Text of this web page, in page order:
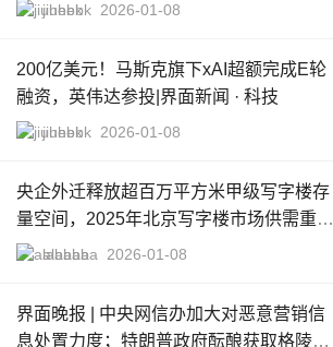
jiuhebk 2026-01-08
200亿美元！马斯克旗下xAI超额完成E轮
融资，英伟达参投|界面新闻 · 科技
jiuhebk 2026-01-08
央企外迁释放超百万平方米甲级写字楼存
量空间，2025年北京写字楼市场供需重构|
界面新闻 · 地产
alababa 2026-01-08
界面晚报 | 中央网信办加大对恶意营销信
息处置力度；特朗普政府酝酿获取格陵兰